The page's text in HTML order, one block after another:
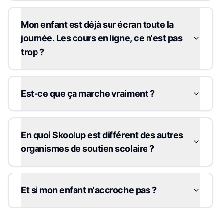
Mon enfant est déjà sur écran toute la
journée. Les cours en ligne, ce n'est pas
trop ?
Est-ce que ça marche vraiment ?
En quoi Skoolup est différent des autres
organismes de soutien scolaire ?
Et si mon enfant n'accroche pas ?